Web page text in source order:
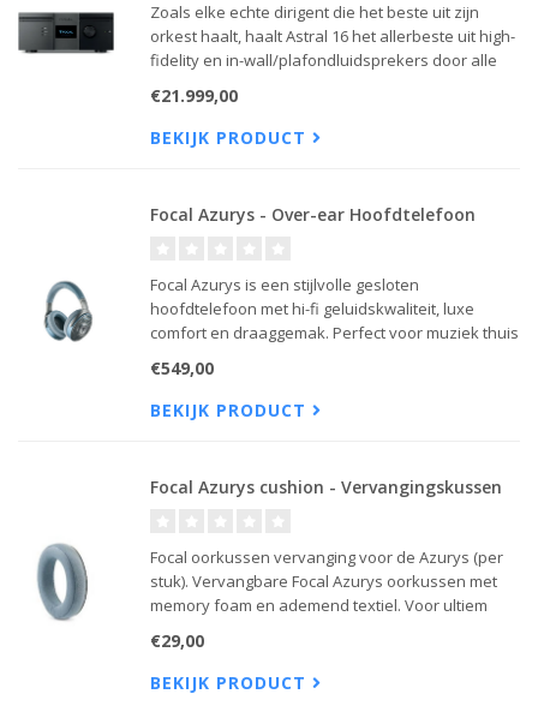
Zoals elke echte dirigent die het beste uit zijn
orkest haalt, haalt Astral 16 het allerbeste uit high-
fidelity en in-wall/plafondluidsprekers door alle
binnen een sensationele Home Cinema-installatie.
€21.999,00
BEKIJK PRODUCT
Focal Azurys - Over-ear Hoofdtelefoon
Focal Azurys is een stijlvolle gesloten
hoofdtelefoon met hi-fi geluidskwaliteit, luxe
comfort en draaggemak. Perfect voor muziek thuis
€549,00
BEKIJK PRODUCT
Focal Azurys cushion - Vervangingskussen
Focal oorkussen vervanging voor de Azurys (per
stuk). Vervangbare Focal Azurys oorkussen met
memory foam en ademend textiel. Voor ultiem
€29,00
BEKIJK PRODUCT